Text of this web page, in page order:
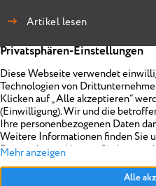
Zinsbindung Antragstellende
energetischer Sanierung
Artikel lesen
Immobilien
Projekte
Vermarkten